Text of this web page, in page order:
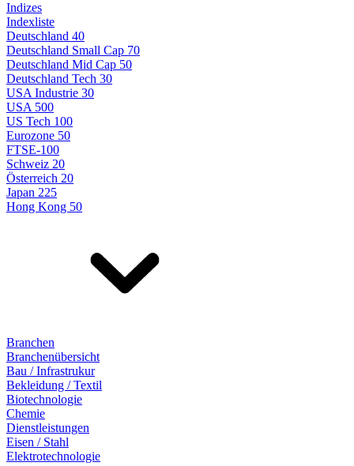
Indizes
Indexliste
Deutschland 40
Deutschland Small Cap 70
Deutschland Mid Cap 50
Deutschland Tech 30
USA Industrie 30
USA 500
US Tech 100
Eurozone 50
FTSE-100
Schweiz 20
Österreich 20
Japan 225
Hong Kong 50
Branchen
Branchenübersicht
Bau / Infrastrukur
Bekleidung / Textil
Biotechnologie
Chemie
Dienstleistungen
Eisen / Stahl
Elektrotechnologie